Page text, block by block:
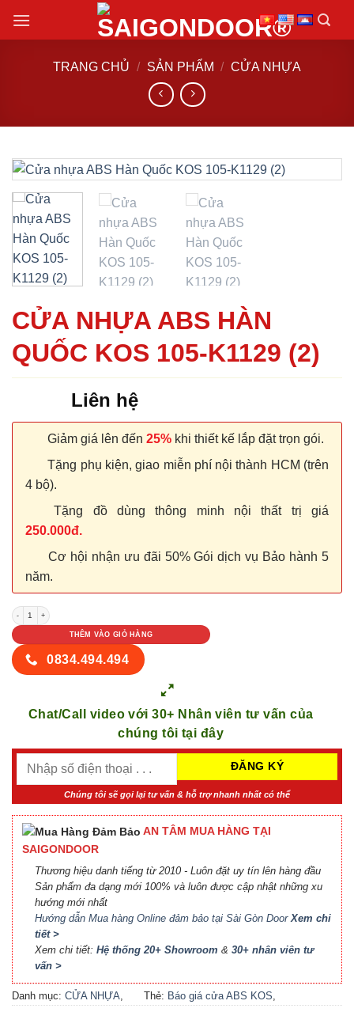
đến
TRANG CHỦ / SẢN PHẨM / CỬA NHỰA
CỬA NHỰA ABS HÀN
QUỐC KOS 105-K1129 (2)
Liên hệ
Giảm giá lên đến 25% khi thiết kế lắp đặt trọn gói.
Tặng phụ kiện, giao miễn phí nội thành HCM (trên
4 bộ).
Tặng đồ dùng thông minh nội thất trị giá
250.000đ.
Cơ hội nhận ưu đãi 50% Gói dịch vụ Bảo hành 5
năm.
CỬA NHỰA ABS HÀN QUỐC KOS 105-K1129 (2) số lượng
THÊM VÀO GIỎ HÀNG
0834.494.494
Chat/Call video với 30+ Nhân viên tư vấn của
chúng tôi tại đây
Chúng tôi sẽ gọi lại tư vấn & hỗ trợ nhanh nhất có thể
AN TÂM MUA HÀNG TẠI
SAIGONDOOR
Thương hiệu danh tiếng từ 2010 - Luôn đặt uy tín lên hàng đầu
Sản phẩm đa dạng mới 100% và luôn được cập nhật những xu
hướng mới nhất
Hướng dẫn Mua hàng Online đảm bảo tại Sài Gòn DoorXem chi
tiết >
Xem chi tiết: Hệ thống 20+ Showroom & 30+ nhân viên tư
vấn >
Danh mục: CỬA NHỰA,
Thẻ: Báo giá cửa ABS KOS,